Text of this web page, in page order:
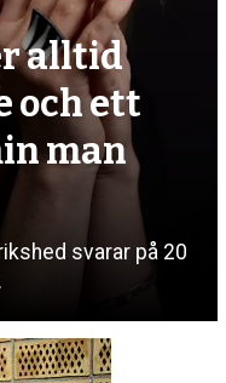
alltid
och ett
man
svarar på 20